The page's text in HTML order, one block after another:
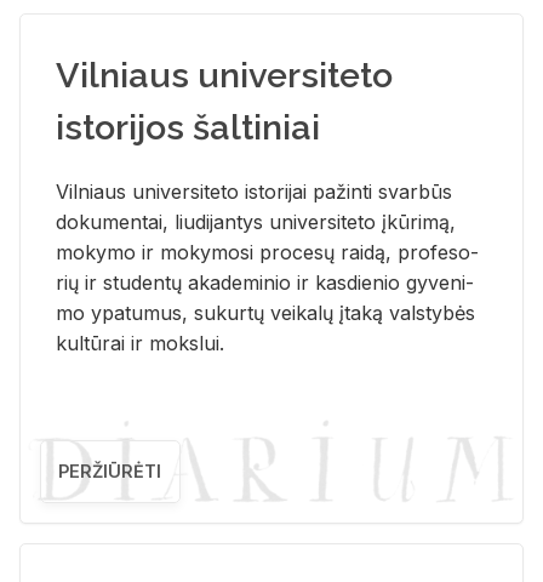
Vilniaus universiteto
istorijos šaltiniai
Vil­niaus uni­ver­si­te­to is­to­ri­jai pa­žin­ti svar­būs
do­ku­men­tai, liu­di­jan­tys uni­ver­si­te­to įkū­ri­mą,
mo­ky­mo ir mo­ky­mo­si pro­ce­sų rai­dą, pro­fe­so­
rių ir stu­den­tų aka­de­mi­nio ir kas­die­nio gy­ve­ni­
mo ypa­tu­mus, su­kur­tų vei­ka­lų įta­ką vals­ty­bės
kul­tū­rai ir moks­lui.
PERŽIŪRĖTI